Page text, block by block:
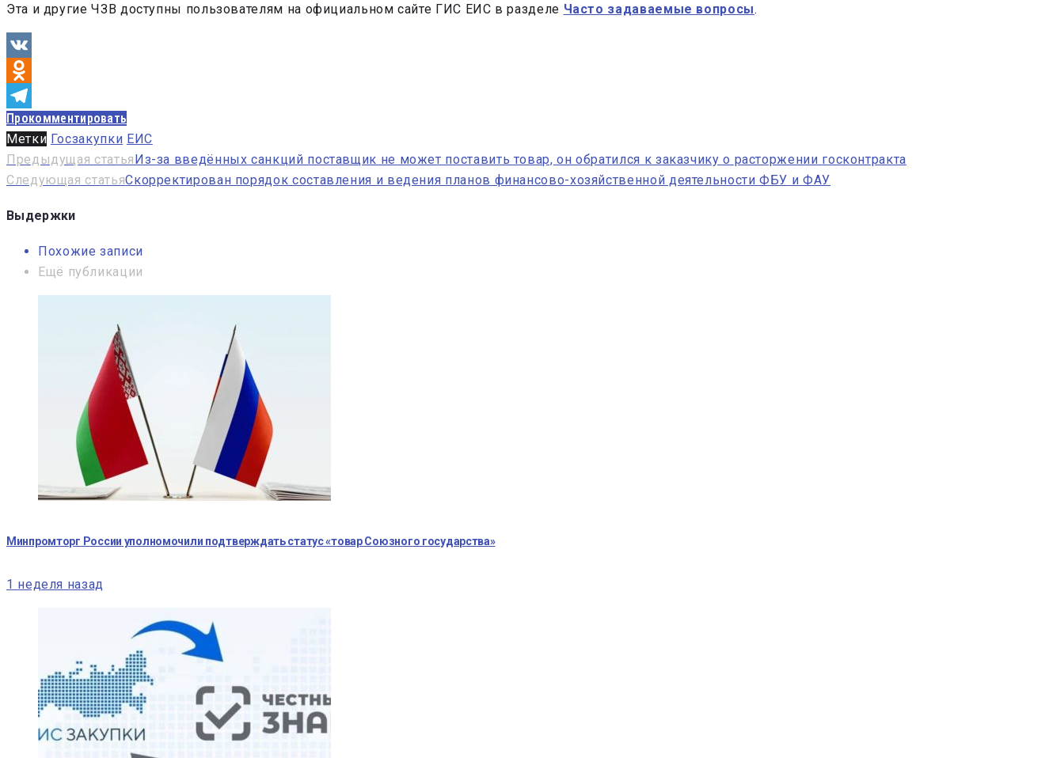
Эта и другие ЧЗВ доступны пользователям на официальном сайте ГИС ЕИС в разделе Часто задаваемые вопросы.
VK
Odnoklassniki
Telegram
Прокомментировать
Метки Госзакупки ЕИС
Навигация
по
записям
Предыдущая статьяИз-за введённых санкций поставщик не может поставить товар, он обратился к заказчику о расторжении госконтракта
Следующая статьяСкорректирован порядок составления и ведения планов финансово-хозяйственной деятельности ФБУ и ФАУ
Выдержки
Похожие записи
Ещё публикации
Минпромторг России уполномочили подтверждать статус «товар Союзного государства»
1 неделя назад